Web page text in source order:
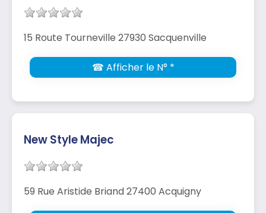
15 Route Tourneville 27930 Sacquenville
☎ Afficher le N° *
New Style Majec
59 Rue Aristide Briand 27400 Acquigny